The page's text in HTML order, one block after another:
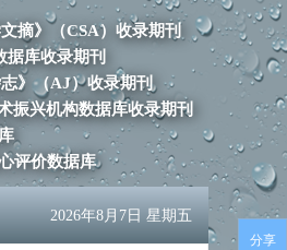
摘》（CSA）收录期刊
据库收录期刊
》（AJ）收录期刊
振兴机构数据库收录期刊
评价数据库
2026年8月7日 星期五
分享